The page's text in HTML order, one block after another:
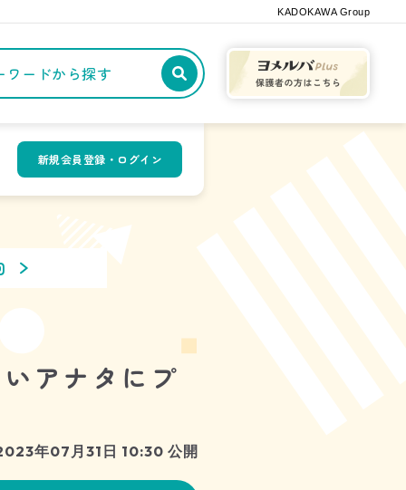
KADOKAWA Group
記事や本をキーワードから探す
新規会員登録・ログイン
アナタにプ
年07月31日 10:30 公開